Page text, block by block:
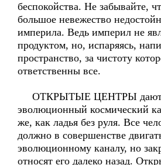
беспокойства. Не забывайте,
большое невежество
империла. Ведь империл не
продуктом, но, испаряясь,
пространство, за чистоту
ответственны все.
ОТКРЫТЫЕ ЦЕНТРЫ
эволюционный космический
же, как ладья без руля. Все
должно в совершенстве
эволюционному каналу, но
относят его далеко назад.